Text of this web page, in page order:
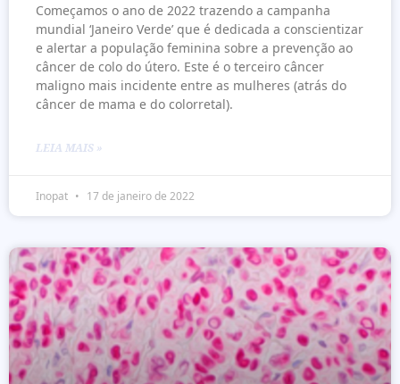
Começamos o ano de 2022 trazendo a campanha
mundial ‘Janeiro Verde’ que é dedicada a conscientizar
e alertar a população feminina sobre a prevenção ao
câncer de colo do útero. Este é o terceiro câncer
maligno mais incidente entre as mulheres (atrás do
câncer de mama e do colorretal).
LEIA MAIS »
Inopat 17 de janeiro de 2022